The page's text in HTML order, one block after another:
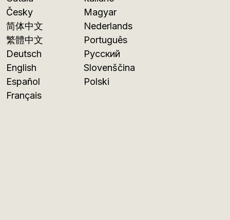
Česky
简体中文
繁體中文
Deutsch
English
Español
Français
Magyar
Nederlands
Português
Русский
Slovenščina
Polski